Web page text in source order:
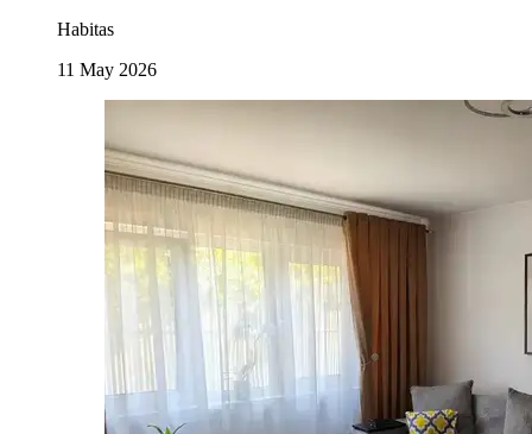
Habitas
11 May 2026